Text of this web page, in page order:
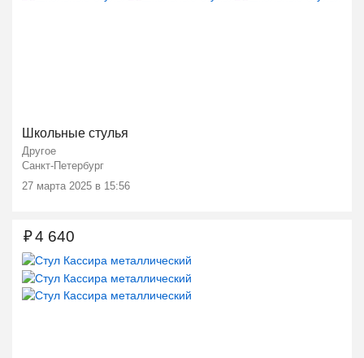
Школьные стулья
Другое
Санкт-Петербург
27 марта 2025 в 15:56
₽4 640